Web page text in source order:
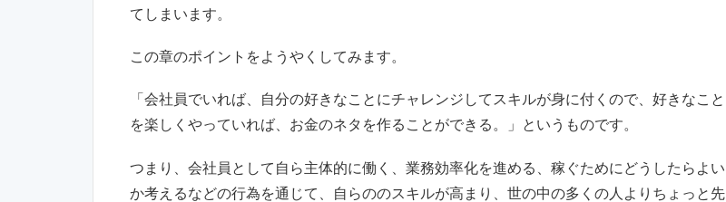
てしまいます。
この章のポイントをようやくしてみます。
「会社員でいれば、自分の好きなことにチャレンジしてスキルが身に付くので、好きなこと
を楽しくやっていれば、お金のネタを作ることができる。」というものです。
つまり、会社員として自ら主体的に働く、業務効率化を進める、稼ぐためにどうしたらよい
か考えるなどの行為を通じて、自らののスキルが高まり、世の中の多くの人よりちょっと先